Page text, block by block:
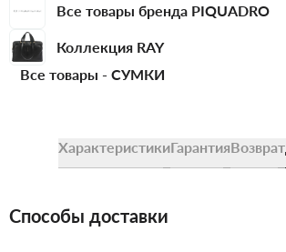
Все товары бренда PIQUADRO
Коллекция RAY
Все товары - СУМКИ
ХарактеристикиГарантияВозврат
Способы доставки